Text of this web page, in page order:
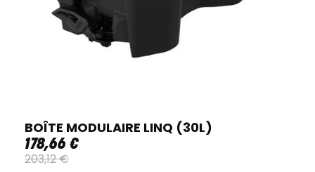
BOÎTE MODULAIRE LINQ (30L)
178,66 €
203,12€